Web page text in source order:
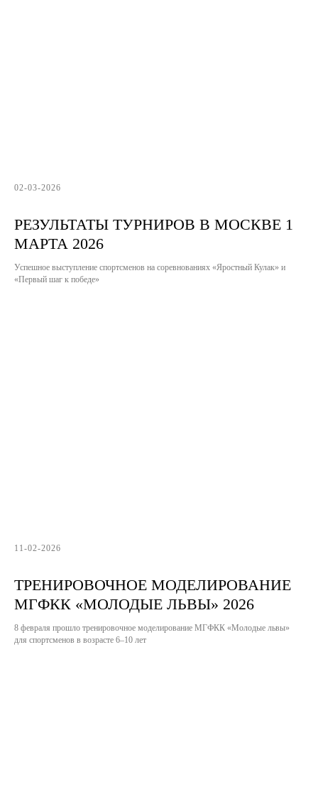
02-03-2026
РЕЗУЛЬТАТЫ ТУРНИРОВ В МОСКВЕ 1
МАРТА 2026
Успешное выступление спортсменов на соревнованиях «Яростный Кулак» и
«Первый шаг к победе»
11-02-2026
ТРЕНИРОВОЧНОЕ МОДЕЛИРОВАНИЕ
МГФКК «МОЛОДЫЕ ЛЬВЫ» 2026
8 февраля прошло тренировочное моделирование МГФКК «Молодые львы»
для спортсменов в возрасте 6–10 лет